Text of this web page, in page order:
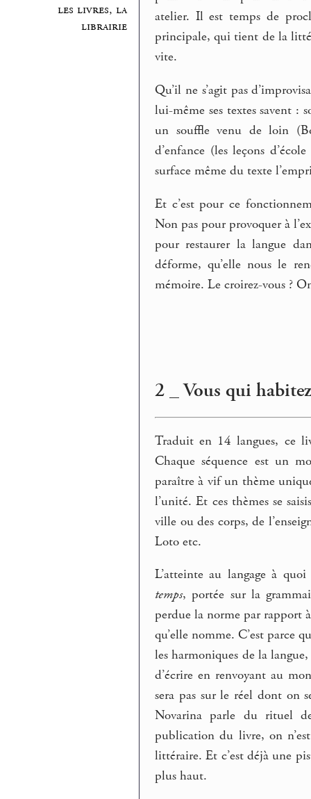
les livres, la
librairie
atelier. Il est temps de
principale, qui tient de la
vite.
Qu’il ne s’agit pas
lui-même ses textes savent :
un souffle venu de loin
d’enfance (les leçons
surface même du texte
Et c’est pour ce
Non pas pour provoquer à
pour restaurer la langue
déforme, qu’elle nous le
mémoire. Le croirez-vous ?
2 _ Vous qui
Traduit en 14 langues, ce
Chaque séquence est un
paraître à vif un thème
l’unité. Et ces thèmes se
ville ou des corps, de
Loto etc.
L’atteinte au langage à
temps, portée sur la
perdue la norme par rapport
qu’elle nomme. C’est parce
les harmoniques de la
d’écrire en renvoyant au
sera pas sur le réel dont on
Novarina parle du rituel
publication du livre, on
littéraire. Et c’est déjà une
plus haut.